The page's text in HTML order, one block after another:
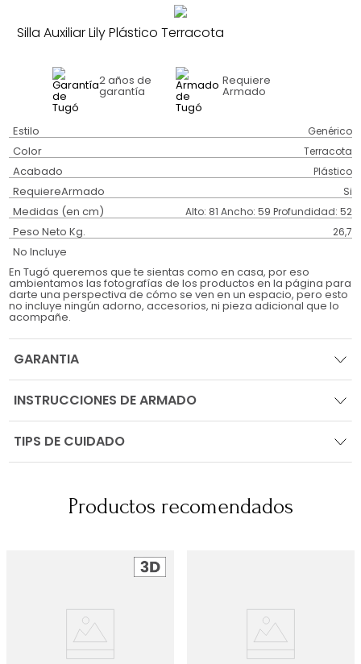
Silla Auxiliar Lily Plástico Terracota
2 años de
garantía
Requiere
Armado
Estilo Genérico
Color Terracota
Acabado Plástico
RequiereArmado Si
Medidas (en cm) Alto: 81 Ancho: 59 Profundidad: 52
Peso Neto Kg. 26,7
No Incluye
En Tugó queremos que te sientas como en casa, por eso
ambientamos las fotografías de los productos en la página para
darte una perspectiva de cómo se ven en un espacio, pero esto
no incluye ningún adorno, accesorios, ni pieza adicional que lo
acompañe.
GARANTIA
INSTRUCCIONES DE ARMADO
TIPS DE CUIDADO
Productos recomendados